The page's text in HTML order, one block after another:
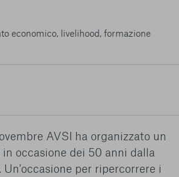
sulla Piattaforma e il suo
“Conferma le mie scelte”, la
effettuata verrà salvata. Se non è
tutti i cookie. Per ulteriori informazioni, è
la nostra
necessari
economico, livelihood, formazione
AVSI ha organizzato un
occasione dei 50 anni dalla
Un'occasione per ripercorrere i